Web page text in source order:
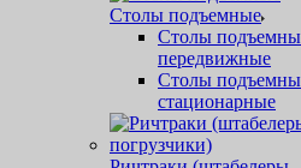
Столы подъемные
Столы
передвижные
Столы
стационарные